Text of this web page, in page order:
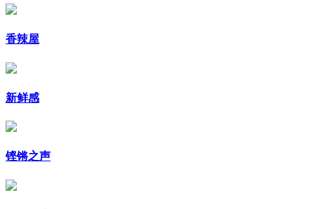
香辣屋
新鲜感
铿锵之声